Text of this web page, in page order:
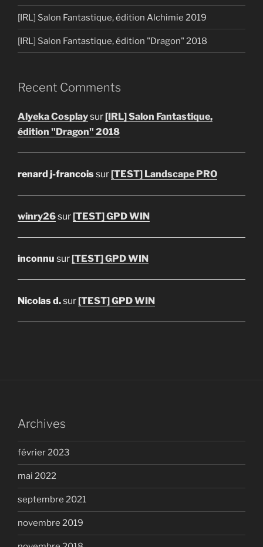
[IRL] Salon Fantastique, édition Alchimie 2019
[IRL] Salon Fantastique, édition "Dragon" 2018
Recent Comments
Alyeka Cosplaysur[IRL] Salon Fantastique,
édition "Dragon" 2018
renard j-francoissur[TEST] Landscape PRO
winry26sur[TEST] GPD WIN
inconnu sur[TEST] GPD WIN
Nicolas d.sur[TEST] GPD WIN
Archives
février 2023
mai 2022
septembre 2021
novembre 2019